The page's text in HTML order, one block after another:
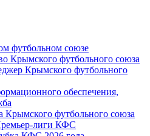
футбольном союзе
Крымского футбольного союза
Крымского футбольного
обеспечения,
Крымского футбольного союза
лиги КФС